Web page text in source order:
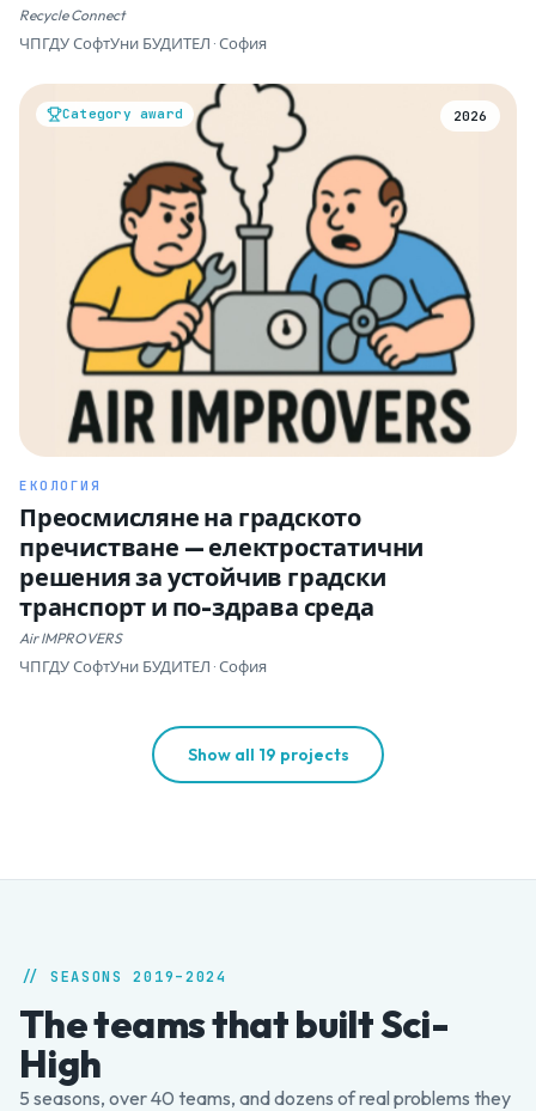
Recycle Connect
ЧПГДУ СофтУни БУДИТЕЛ · София
Category award 2026
ЕКОЛОГИЯ
Преосмисляне на градското
пречистване — електростатични
решения за устойчив градски
транспорт и по-здрава среда
Air IMPROVERS
ЧПГДУ СофтУни БУДИТЕЛ · София
Show all 19 projects
// SEASONS 2019–2024
The teams that built Sci-
High
5 seasons, over 40 teams, and dozens of real problems they